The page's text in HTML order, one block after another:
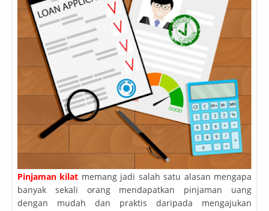
Pinjaman kilat memang jadi salah satu alasan mengapa
banyak sekali orang mendapatkan pinjaman uang
dengan mudah dan praktis daripada mengajukan